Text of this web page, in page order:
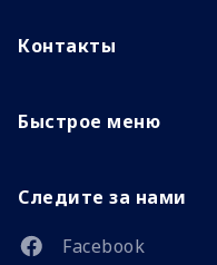
Контакты
Быстрое меню
Следите за нами
Facebook